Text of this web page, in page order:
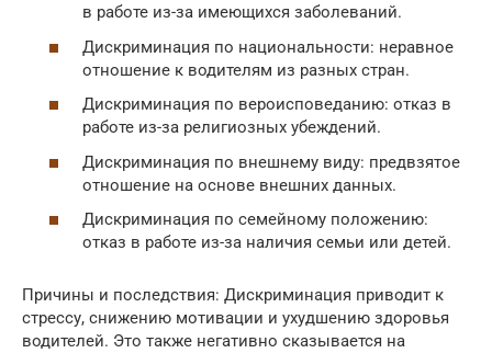
в работе из-за имеющихся заболеваний.
Дискриминация по национальности: неравное
отношение к водителям из разных стран.
Дискриминация по вероисповеданию: отказ в
работе из-за религиозных убеждений.
Дискриминация по внешнему виду: предвзятое
отношение на основе внешних данных.
Дискриминация по семейному положению:
отказ в работе из-за наличия семьи или детей.
Причины и последствия: Дискриминация приводит к
стрессу, снижению мотивации и ухудшению здоровья
водителей. Это также негативно сказывается на